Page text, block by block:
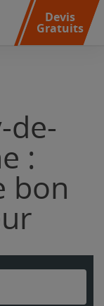
Devis
Gratuits
de-
:
bon